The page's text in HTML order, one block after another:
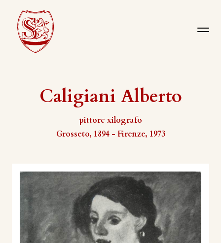
Caligiani Alberto
pittore xilografo
Grosseto, 1894 - Firenze, 1973